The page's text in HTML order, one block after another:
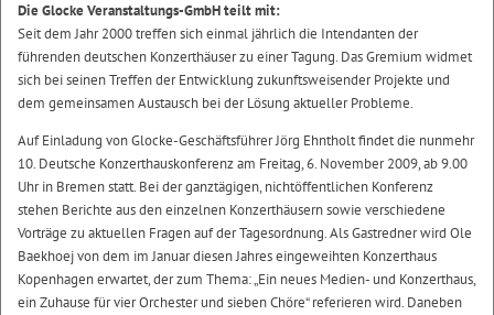
Die Glocke Veranstaltungs-GmbH teilt mit:
Seit dem Jahr 2000 treffen sich einmal jährlich die Intendanten der
führenden deutschen Konzerthäuser zu einer Tagung. Das Gremium widmet
sich bei seinen Treffen der Entwicklung zukunftsweisender Projekte und
dem gemeinsamen Austausch bei der Lösung aktueller Probleme.
Auf Einladung von Glocke-Geschäftsführer Jörg Ehntholt findet die nunmehr
10. Deutsche Konzerthauskonferenz am Freitag, 6. November 2009, ab 9.00
Uhr in Bremen statt. Bei der ganztägigen, nichtöffentlichen Konferenz
stehen Berichte aus den einzelnen Konzerthäusern sowie verschiedene
Vorträge zu aktuellen Fragen auf der Tagesordnung. Als Gastredner wird Ole
Baekhoej von dem im Januar diesen Jahres eingeweihten Konzerthaus
Kopenhagen erwartet, der zum Thema: „Ein neues Medien- und Konzerthaus,
ein Zuhause für vier Orchester und sieben Chöre“ referieren wird. Daneben